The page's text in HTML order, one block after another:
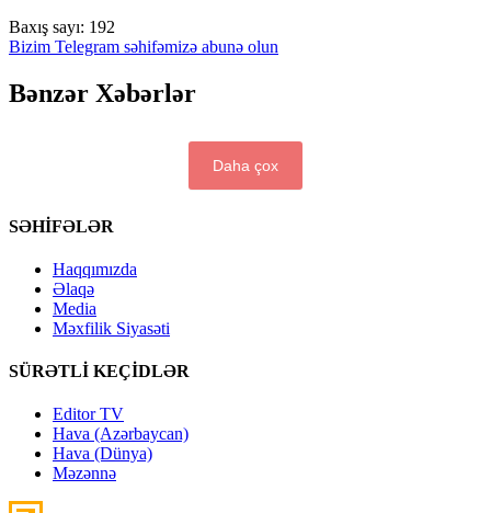
Baxış sayı: 192
Bizim Telegram səhifəmizə abunə olun
Bənzər Xəbərlər
Daha çox
SƏHİFƏLƏR
Haqqımızda
Əlaqə
Media
Məxfilik Siyasəti
SÜRƏTLİ KEÇİDLƏR
Editor TV
Hava (Azərbaycan)
Hava (Dünya)
Məzənnə